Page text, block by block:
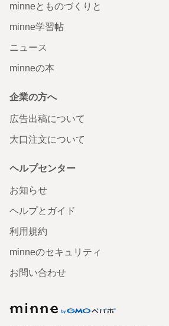
minneとものづくりと
minne学習帖
ニュース
minneの本
企業の方へ
広告出稿について
大口注文について
ヘルプセンター
お知らせ
ヘルプとガイド
利用規約
minneのセキュリティ
お問い合わせ